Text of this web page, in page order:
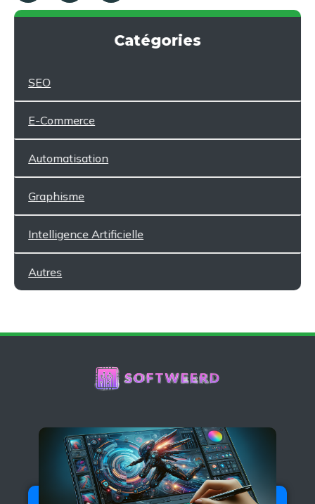
Catégories
SEO
E-Commerce
Automatisation
Graphisme
Intelligence Artificielle
Autres